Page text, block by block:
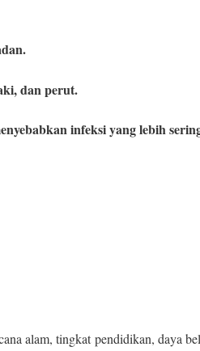
dan perut.
infeksi yang lebih
alam, tingkat pendidikan, daya